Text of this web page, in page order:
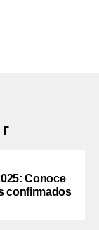
Conoce
confirmados